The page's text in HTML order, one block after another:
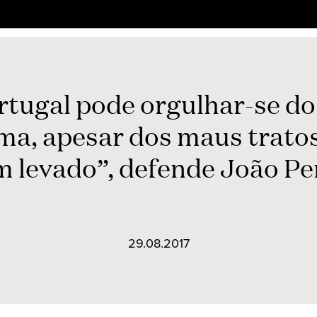
pode orgulhar-se
apesar dos maus
levado”, defende João
29.08.2017